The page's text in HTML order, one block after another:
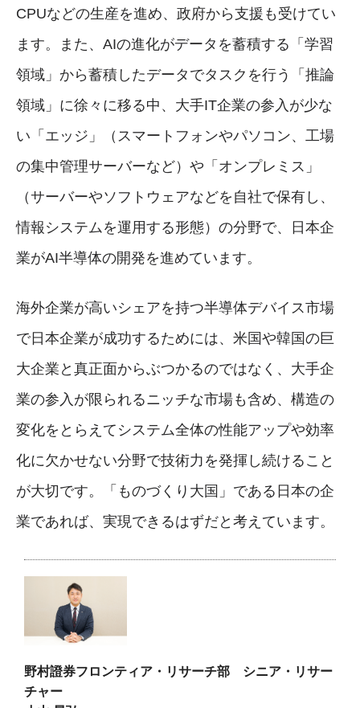
CPUなどの生産を進め、政府から支援も受けてい
ます。また、AIの進化がデータを蓄積する「学習
領域」から蓄積したデータでタスクを行う「推論
領域」に徐々に移る中、大手IT企業の参入が少な
い「エッジ」（スマートフォンやパソコン、工場
の集中管理サーバーなど）や「オンプレミス」
（サーバーやソフトウェアなどを自社で保有し、
情報システムを運用する形態）の分野で、日本企
業がAI半導体の開発を進めています。
海外企業が高いシェアを持つ半導体デバイス市場
で日本企業が成功するためには、米国や韓国の巨
大企業と真正面からぶつかるのではなく、大手企
業の参入が限られるニッチな市場も含め、構造の
変化をとらえてシステム全体の性能アップや効率
化に欠かせない分野で技術力を発揮し続けること
が大切です。「ものづくり大国」である日本の企
業であれば、実現できるはずだと考えています。
野村證券フロンティア・リサーチ部 シニア・リサー
チャー